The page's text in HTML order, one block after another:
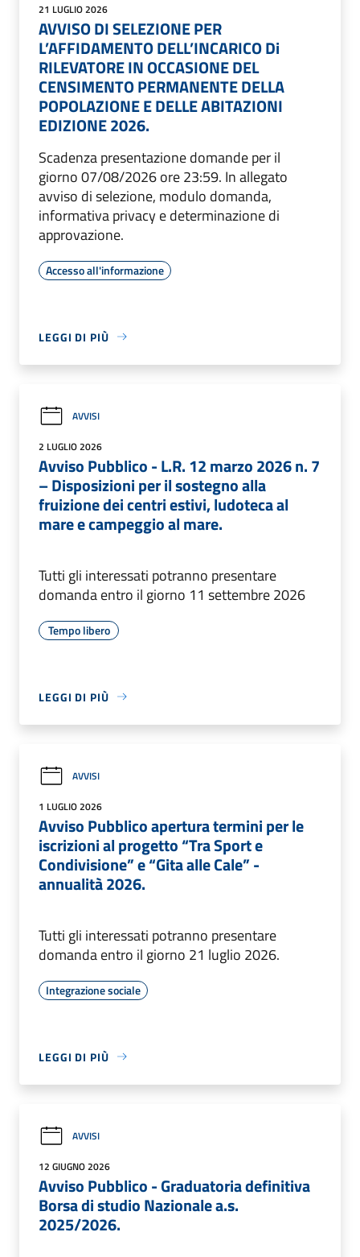
21 LUGLIO 2026
AVVISO DI SELEZIONE PER
L’AFFIDAMENTO DELL’INCARICO Di
RILEVATORE IN OCCASIONE DEL
CENSIMENTO PERMANENTE DELLA
POPOLAZIONE E DELLE ABITAZIONI
EDIZIONE 2026.
Scadenza presentazione domande per il
giorno 07/08/2026 ore 23:59. In allegato
avviso di selezione, modulo domanda,
informativa privacy e determinazione di
approvazione.
Accesso all'informazione
LEGGI DI PIÙ
AVVISI
2 LUGLIO 2026
Avviso Pubblico - L.R. 12 marzo 2026 n. 7
– Disposizioni per il sostegno alla
fruizione dei centri estivi, ludoteca al
mare e campeggio al mare.
Tutti gli interessati potranno presentare
domanda entro il giorno 11 settembre 2026
Tempo libero
LEGGI DI PIÙ
AVVISI
1 LUGLIO 2026
Avviso Pubblico apertura termini per le
iscrizioni al progetto “Tra Sport e
Condivisione” e “Gita alle Cale” -
annualità 2026.
Tutti gli interessati potranno presentare
domanda entro il giorno 21 luglio 2026.
Integrazione sociale
LEGGI DI PIÙ
AVVISI
12 GIUGNO 2026
Avviso Pubblico - Graduatoria definitiva
Borsa di studio Nazionale a.s.
2025/2026.